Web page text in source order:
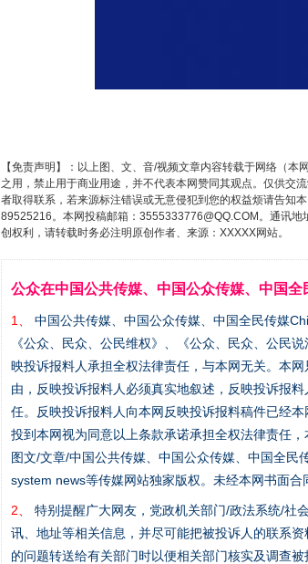
【免责声明】：以上图、文、音/视频文章内容转载于网络（
之用，禁止用于商业用途，并不代表本网赞同其观点。仅供交
者取得联系，若来源标注错误或无意侵犯到您的权益烦请告知
89525216。本网投稿邮箱：3555333776@QQ.COM。通讯
创权利，请转载时务必注明原创作者、来源：XXXXX网站。
公众在中国公共传媒、中国公众传媒、中国全
1、
中国公共传媒、中国公众传媒、中国全民传媒
《公众、民众、公民维权》、《公众、民众、公民
映投诉报料人承担全权法律责任，与本网无关。本
由，反映投诉报料人必须真实地叙述，反映投诉报
任。反映投诉报料人向本网反映投诉报料稿件已经
投到本网视为同意以上条款承诺承担全权法律责任
图文/文章/中国公共传媒、中国公众传媒、中国全
system news等传媒网站独家版权。未经本网书面合
2、
特别提醒广大网友，党政机关部门/政法系统/社
讯、地址等相关信息，并尽可能把被投诉人的联系
的问题转送给有关部门时以便相关部门核实及调查